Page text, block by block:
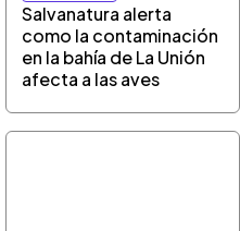
Salvanatura alerta
como la contaminación
en la bahía de La Unión
afecta a las aves